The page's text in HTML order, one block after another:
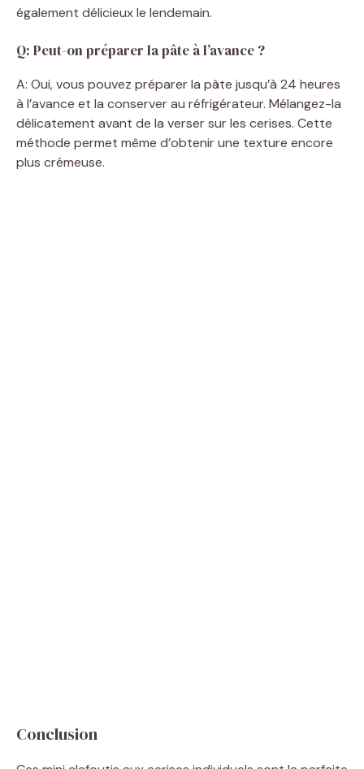
également délicieux le lendemain.
Q: Peut-on préparer la pâte à l’avance ?
A: Oui, vous pouvez préparer la pâte jusqu’à 24 heures
à l’avance et la conserver au réfrigérateur. Mélangez-la
délicatement avant de la verser sur les cerises. Cette
méthode permet même d’obtenir une texture encore
plus crémeuse.
Conclusion